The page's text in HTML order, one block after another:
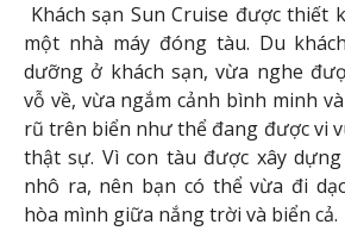
Khách sạn Sun Cruise được thiết
một nhà máy đóng tàu. Du
dưỡng ở khách sạn, vừa nghe
vỗ về, vừa ngắm cảnh bình minh
rũ trên biển như thể đang được vi
thật sự. Vì con tàu được xây
nhô ra, nên bạn có thể vừa đi
hòa mình giữa nắng trời và biển cả.